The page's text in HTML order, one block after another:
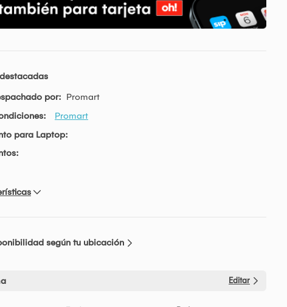
por: Promart
Promart
para Laptop:
según tu ubicación
Editar